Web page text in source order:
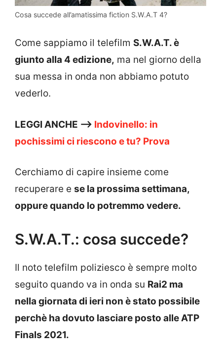
Cosa succede all’amatissima fiction S.W.A.T 4?
Come sappiamo il telefilm S.W.A.T. è
giunto alla 4 edizione, ma nel giorno della
sua messa in onda non abbiamo potuto
vederlo.
LEGGI ANCHE —> Indovinello: in
pochissimi ci riescono e tu? Prova
Cerchiamo di capire insieme come
recuperare e se la prossima settimana,
oppure quando lo potremmo vedere.
S.W.A.T.: cosa succede?
Il noto telefilm poliziesco è sempre molto
seguito quando va in onda su Rai2 ma
nella giornata di ieri non è stato possibile
perchè ha dovuto lasciare posto alle ATP
Finals 2021.